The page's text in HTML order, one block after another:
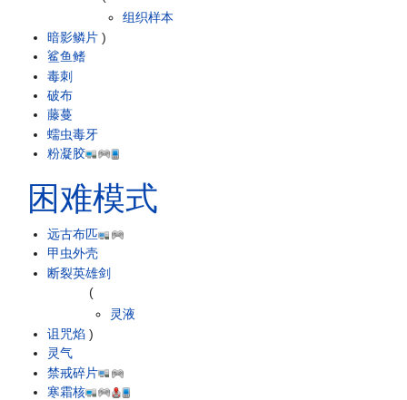
暗影鳞片
组织样本
)
鲨鱼鳍
毒刺
破布
藤蔓
蠕虫毒牙
粉凝胶
困难模式
远古布匹
甲虫外壳
断裂英雄剑
诅咒焰
(
灵液
)
灵气
禁戒碎片
寒霜核